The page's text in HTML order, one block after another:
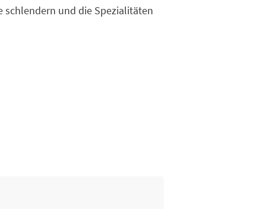
und die Spezialitäten